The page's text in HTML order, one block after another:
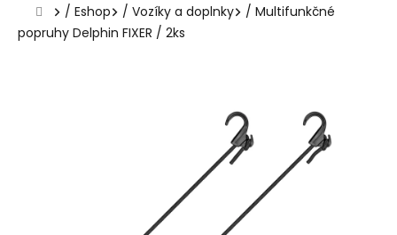
Domov
/ Eshop / Vozíky a doplnky / Multifunkčné
popruhy Delphin FIXER / 2ks